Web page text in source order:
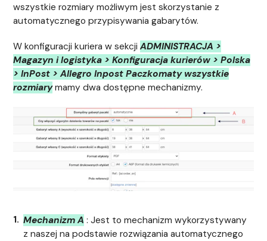
wszystkie rozmiary możliwym jest skorzystanie z
automatycznego przypisywania gabarytów.
W konfiguracji kuriera w sekcjiADMINISTRACJA >
Magazyn i logistyka > Konfiguracja kurierów > Polska
> InPost > Allegro Inpost Paczkomaty wszystkie
rozmiarymamy dwa dostępne mechanizmy.
Mechanizm A : Jest to mechanizm wykorzystywany
z naszej na podstawie rozwiązania automatycznego